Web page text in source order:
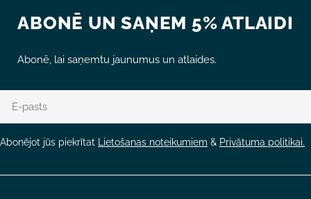
ABONĒ UN SAŅEM 5% ATLAIDI
Abonē, lai saņemtu jaunumus un atlaides.
pasts
Abonējot jūs piekrītat Lietošanas noteikumiem & Privātuma politikai.